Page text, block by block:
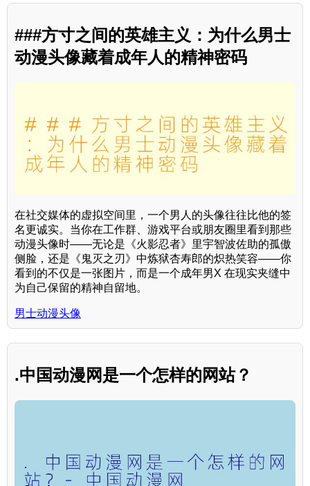
###方寸之间的英雄主义：为什么男士
动漫头像藏着成年人的精神密码
在社交媒体的虚拟空间里，一个男人的头像往往比他的签
名更诚实。当你在工作群、游戏平台或朋友圈里看到那些
动漫头像时——无论是《火影忍者》里宇智波佐助的孤傲
侧脸，还是《鬼灭之刃》中炼狱杏寿郎的炽热笑容——你
看到的不仅是一张图片，而是一个成年男X 在现实夹缝中
为自己保留的精神自留地。
男士动漫头像
.中国动漫网是一个怎样的网站？